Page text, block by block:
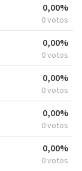
0,00%
0 votos
0,00%
0 votos
0,00%
0 votos
0,00%
0 votos
0,00%
0 votos